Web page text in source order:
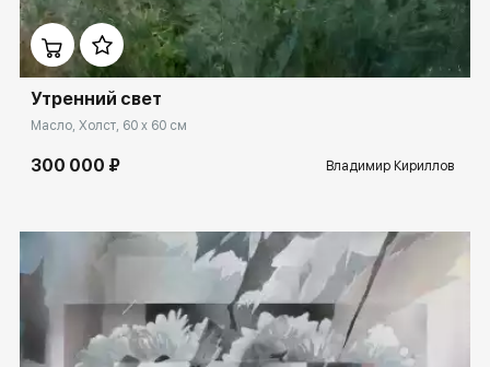
Домен: spb.rakovgallery.ru
Утренний свет
Масло, Холст, 60 x 60 см
300 000 ₽ Владимир Кириллов